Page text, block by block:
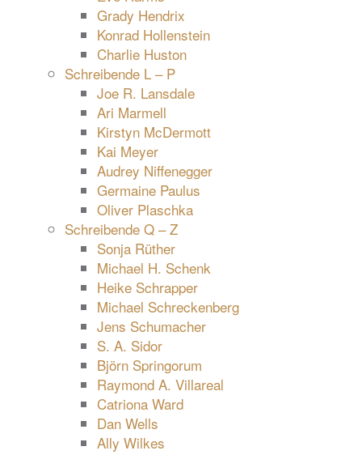
Grady Hendrix
Konrad Hollenstein
Charlie Huston
Schreibende L – P
Joe R. Lansdale
Ari Marmell
Kirstyn McDermott
Kai Meyer
Audrey Niffenegger
Germaine Paulus
Oliver Plaschka
Schreibende Q – Z
Sonja Rüther
Michael H. Schenk
Heike Schrapper
Michael Schreckenberg
Jens Schumacher
S. A. Sidor
Björn Springorum
Raymond A. Villareal
Catriona Ward
Dan Wells
Ally Wilkes